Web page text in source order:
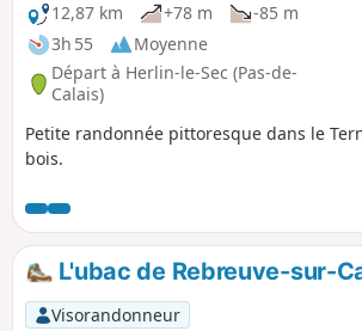
12,87 km
+78 m
-85 m
3h 55
Moyenne
Départ à Herlin-le-Sec (Pas-de-
Calais)
Petite randonnée pittoresque dans le
bois.
L'ubac de Rebreuve-sur-
Visorandonneur